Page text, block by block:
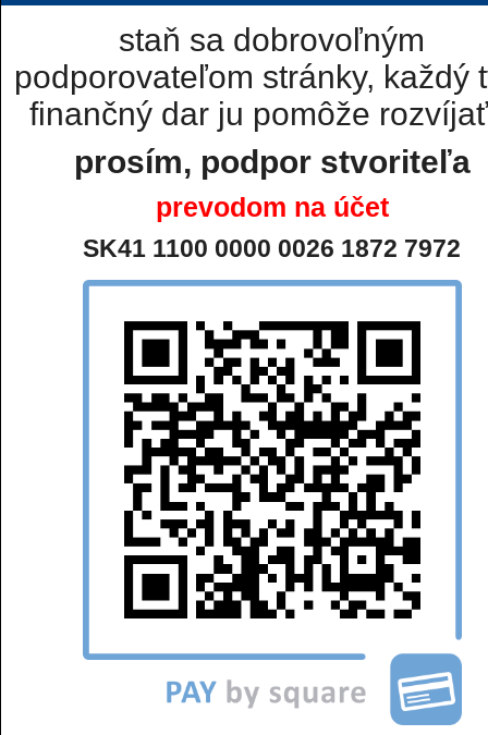
staň sa dobrovoľným
podporovateľom stránky, každý
finančný dar ju pomôže
prosím, podpor stvoriteľa
prevodom na účet
SK41 1100 0000 0026 1872 7972